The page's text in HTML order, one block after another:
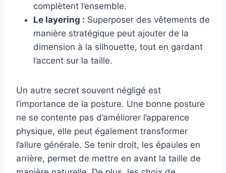
complètent l’ensemble.
Le layering : Superposer des vêtements de
manière stratégique peut ajouter de la
dimension à la silhouette, tout en gardant
l’accent sur la taille.
Un autre secret souvent négligé est
l’importance de la posture. Une bonne posture
ne se contente pas d’améliorer l’apparence
physique, elle peut également transformer
l’allure générale. Se tenir droit, les épaules en
arrière, permet de mettre en avant la taille de